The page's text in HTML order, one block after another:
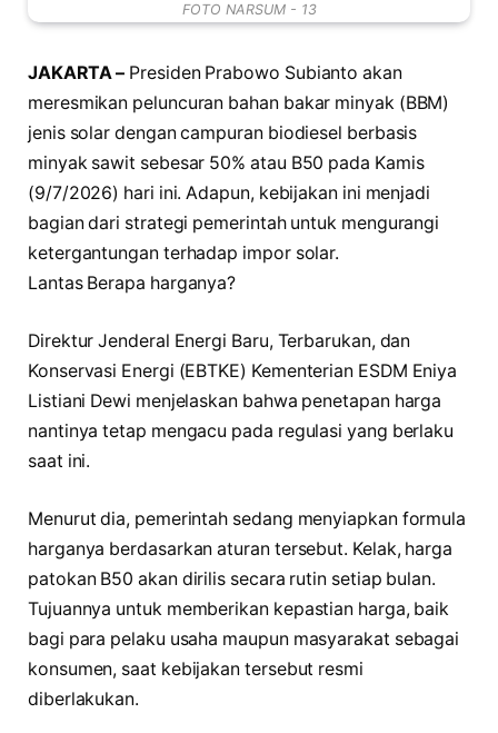
FOTO NARSUM - 13
JAKARTA – Presiden Prabowo Subianto akan
meresmikan peluncuran bahan bakar minyak (BBM)
jenis solar dengan campuran biodiesel berbasis
minyak sawit sebesar 50% atau B50 pada Kamis
(9/7/2026) hari ini. Adapun, kebijakan ini menjadi
bagian dari strategi pemerintah untuk mengurangi
ketergantungan terhadap impor solar.
Lantas Berapa harganya?
Direktur Jenderal Energi Baru, Terbarukan, dan
Konservasi Energi (EBTKE) Kementerian ESDM Eniya
Listiani Dewi menjelaskan bahwa penetapan harga
nantinya tetap mengacu pada regulasi yang berlaku
saat ini.
Menurut dia, pemerintah sedang menyiapkan formula
harganya berdasarkan aturan tersebut. Kelak, harga
patokan B50 akan dirilis secara rutin setiap bulan.
Tujuannya untuk memberikan kepastian harga, baik
bagi para pelaku usaha maupun masyarakat sebagai
konsumen, saat kebijakan tersebut resmi
diberlakukan.